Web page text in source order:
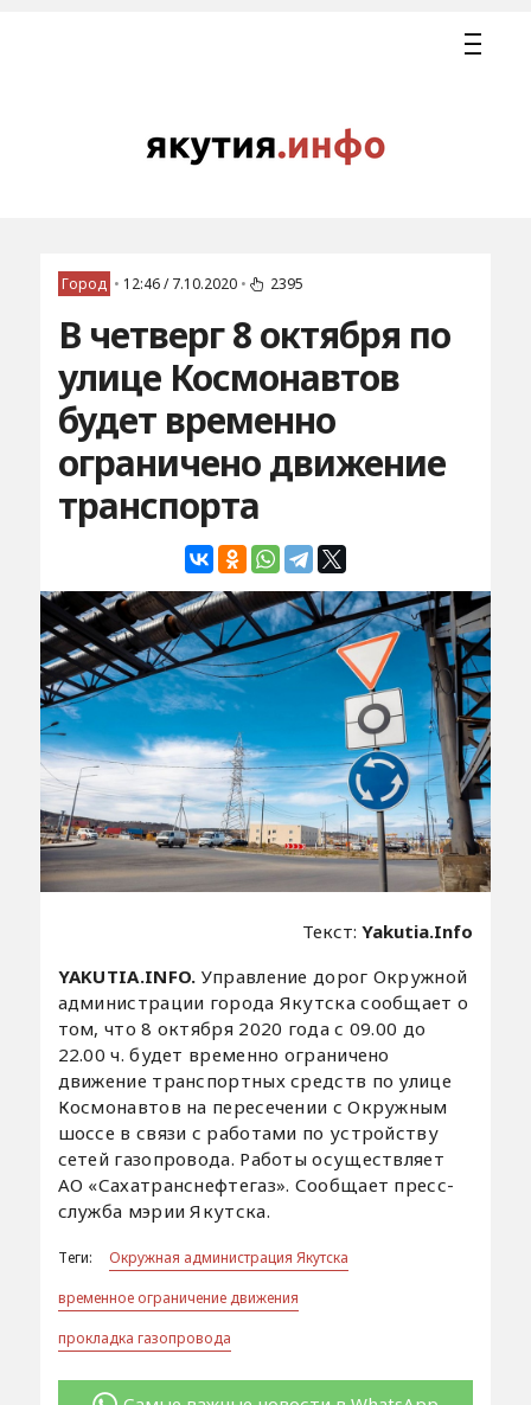
Город • 12:46 / 7.10.2020 • 2395
В четверг 8 октября по
улице Космонавтов
будет временно
ограничено движение
транспорта
Текст:Yakutia.Info
YAKUTIA.INFO. Управление дорог Окружной
администрации города Якутска сообщает о
том, что 8 октября 2020 года с 09.00 до
22.00 ч. будет временно ограничено
движение транспортных средств по улице
Космонавтов на пересечении с Окружным
шоссе в связи с работами по устройству
сетей газопровода. Работы осуществляет
АО «Сахатранснефтегаз». Сообщает пресс-
служба мэрии Якутска.
Теги:
Окружная администрация Якутска
временное ограничение движения
прокладка газопровода